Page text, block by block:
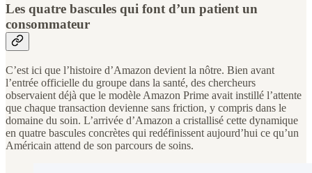
Les quatre bascules qui font d’un patient un
consommateur
C’est ici que l’histoire d’Amazon devient la nôtre. Bien avant
l’entrée officielle du groupe dans la santé, des chercheurs
observaient déjà que le modèle Amazon Prime avait instillé l’attente
que chaque transaction devienne sans friction, y compris dans le
domaine du soin. L’arrivée d’Amazon a cristallisé cette dynamique
en quatre bascules concrètes qui redéfinissent aujourd’hui ce qu’un
Américain attend de son parcours de soins.